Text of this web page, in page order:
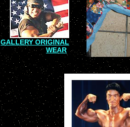
GALLERY ORIGINAL
WEAR